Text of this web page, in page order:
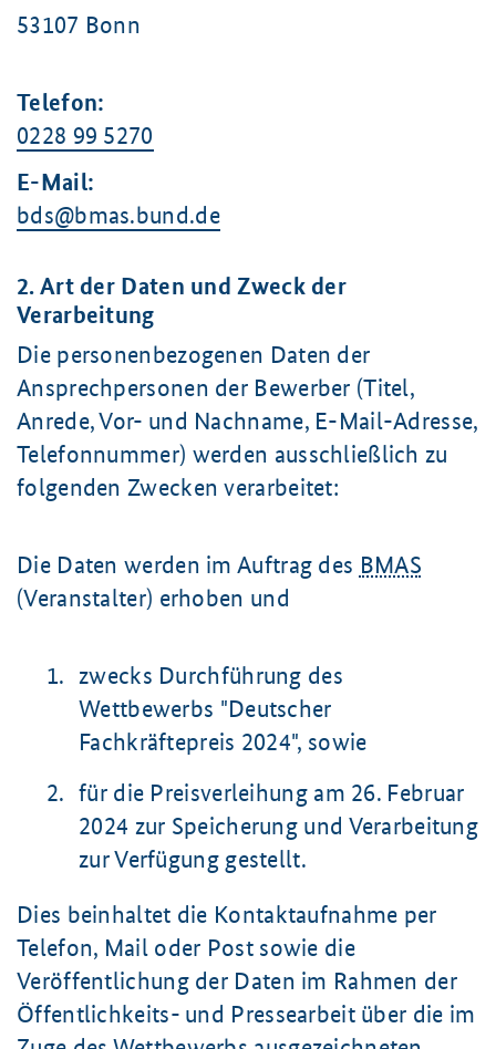
53107 Bonn
Telefon:
0228 99 5270
E-Mail:
bds@bmas.bund.de
2. Art der Daten und Zweck der
Verarbeitung
Die personenbezogenen Daten der
Ansprechpersonen der Bewerber (Titel,
Anrede, Vor- und Nachname, E-Mail-Adresse,
Telefonnummer) werden ausschließlich zu
folgenden Zwecken verarbeitet:
Die Daten werden im Auftrag des BMAS
(Veranstalter) erhoben und
zwecks Durchführung des
Wettbewerbs "Deutscher
Fachkräfte­preis 2024", sowie
für die Preisverleihung am 26. Februar
2024 zur Speicherung und Verarbeitung
zur Verfügung gestellt.
Dies beinhaltet die Kontaktaufnahme per
Telefon, Mail oder Post sowie die
Veröffentlichung der Daten im Rahmen der
Öffentlichkeits- und Pressearbeit über die im